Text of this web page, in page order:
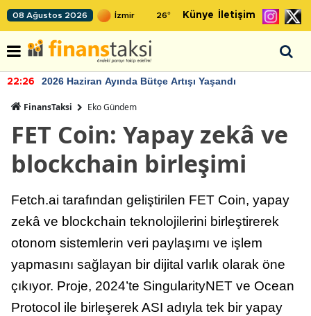
08 Ağustos 2026 26° Künye İletişim
22:26 2026 Haziran Ayında Bütçe Artışı Yaşandı
FinansTaksi Eko Gündem
FET Coin: Yapay zekâ ve
blockchain birleşimi
Fetch.ai tarafından geliştirilen FET Coin, yapay
zekâ ve blockchain teknolojilerini birleştirerek
otonom sistemlerin veri paylaşımı ve işlem
yapmasını sağlayan bir dijital varlık olarak öne
çıkıyor. Proje, 2024’te SingularityNET ve Ocean
Protocol ile birleşerek ASI adıyla tek bir yapay